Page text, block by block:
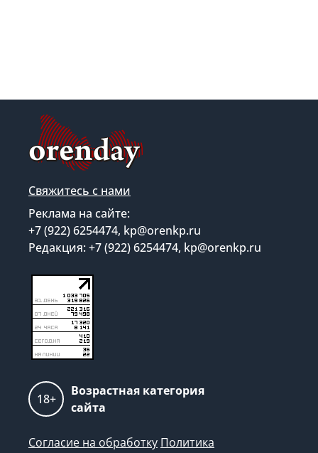
Свяжитесь с нами
Реклама на сайте:
+7 (922) 6254474, kp@orenkp.ru
Редакция: +7 (922) 6254474, kp@orenkp.ru
18+
Возрастная категория
сайта
Согласие на обработку Политика